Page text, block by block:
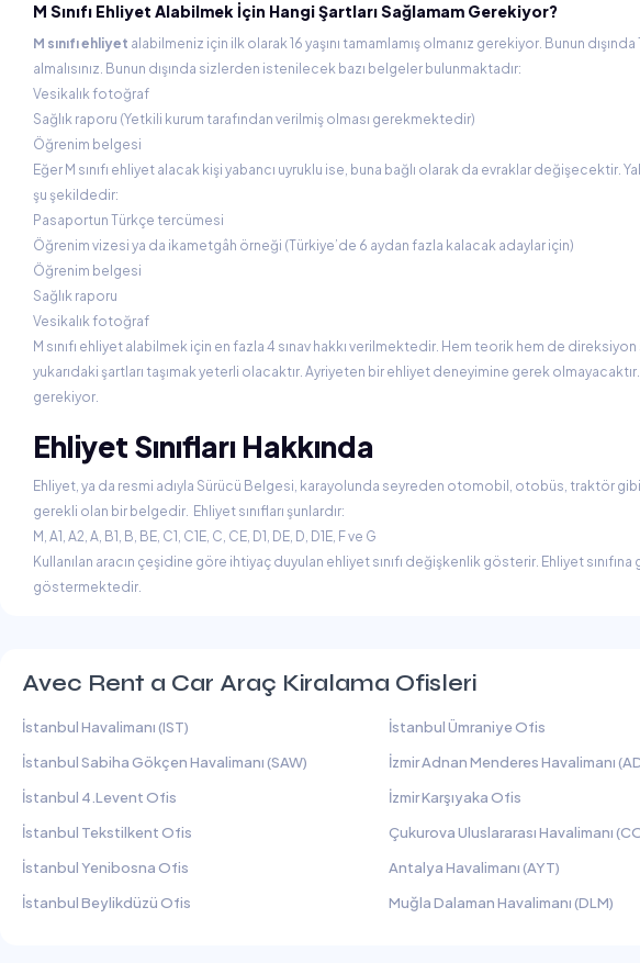
M Sınıfı Ehliyet Alabilmek İçin Hangi Şartları Sağlamam Gerekiyor?
M sınıfı ehliyet alabilmeniz için ilk olarak 16 yaşını tamamlamış olmanız gerekiyor. Bunun
almalısınız. Bunun dışında sizlerden istenilecek bazı belgeler bulunmaktadır:
Vesikalık fotoğraf
Sağlık raporu (Yetkili kurum tarafından verilmiş olması gerekmektedir)
Öğrenim belgesi
Eğer M sınıfı ehliyet alacak kişi yabancı uyruklu ise, buna bağlı olarak da evraklar
şu şekildedir:
Pasaportun Türkçe tercümesi
Öğrenim vizesi ya da ikametgâh örneği (Türkiye’de 6 aydan fazla kalacak adaylar için)
Öğrenim belgesi
Sağlık raporu
Vesikalık fotoğraf
M sınıfı ehliyet alabilmek için en fazla 4 sınav hakkı verilmektedir. Hem teorik hem de
yukarıdaki şartları taşımak yeterli olacaktır. Ayriyeten bir ehliyet deneyimine gerek
gerekiyor.
Ehliyet Sınıfları Hakkında
Ehliyet, ya da resmi adıyla Sürücü Belgesi, karayolunda seyreden otomobil, otobüs, traktör
gerekli olan bir belgedir. Ehliyet sınıfları şunlardır:
M, A1, A2, A, B1, B, BE, C1, C1E, C, CE, D1, DE, D, D1E, F ve G
Kullanılan aracın çeşidine göre ihtiyaç duyulan ehliyet sınıfı değişkenlik gösterir. Ehliyet
göstermektedir.
Avec Rent a Car Araç Kiralama Ofisleri
İstanbul Havalimanı (IST)
İstanbul Sabiha Gökçen Havalimanı (SAW)
İstanbul 4.Levent Ofis
İstanbul Tekstilkent Ofis
İstanbul Yenibosna Ofis
İstanbul Beylikdüzü Ofis
İstanbul Ümraniye Ofis
İzmir Adnan Menderes Havalimanı
İzmir Karşıyaka Ofis
Çukurova Uluslararası Havalimanı
Antalya Havalimanı (AYT)
Muğla Dalaman Havalimanı (DLM)